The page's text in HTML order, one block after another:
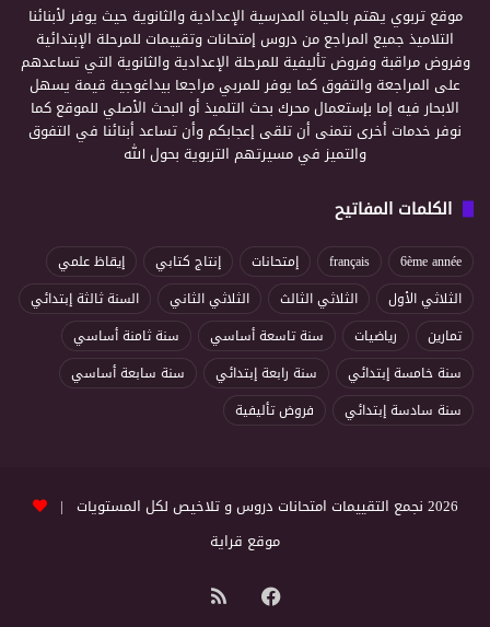
موقع تربوي يهتم بالحياة المدرسية الإعدادية والثانوية حيث يوفر لأبنائنا
التلاميذ جميع المراجع من دروس إمتحانات وتقييمات للمرحلة الإبتدائية
وفروض مراقبة وفروض تأليفية للمرحلة الإعدادية والثانوية التي تساعدهم
على المراجعة والتفوق كما يوفر للمربي مراجعا بيداغوجية قيمة يسهل
الابحار فيه إما بإستعمال محرك بحث التلميذ أو البحث الأصلي للموقع كما
نوفر خدمات أخرى نتمنى أن تلقى إعجابكم وأن تساعد أبنائنا في التفوق
والتميز في مسيرتهم التربوية بحول الله
الكلمات المفاتيح
6ème année
français إمتحانات إنتاج كتابي
إيقاظ علمي
الثلاثي الأول
الثلاثي الثالث الثلاثي الثاني
السنة ثالثة إبتدائي
تمارين
رياضيات سنة تاسعة أساسي
سنة ثامنة أساسي
سنة خامسة إبتدائي
سنة رابعة إبتدائي
سنة سابعة أساسي
سنة سادسة إبتدائي
فروض تأليفية
2026 نجمع التقييمات امتحانات دروس و تلاخيص لكل المستويات |
موقع قراية
فيسبوك